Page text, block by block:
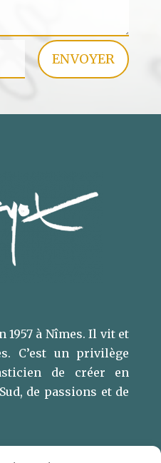
ENVOYER
1957 à Nîmes. Il vit et
​C’est un privilège
de créer en
de passions et de